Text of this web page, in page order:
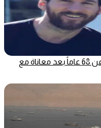
ميسي يفجع بوفاة والده خورخي عن 68 عاماً بعد معاناة مع